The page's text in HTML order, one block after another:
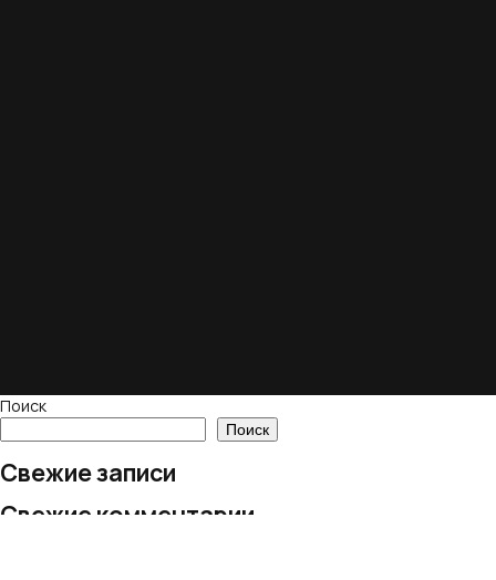
Поиск
Поиск
Свежие записи
Свежие комментарии